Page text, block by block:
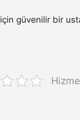
için güvenilir bir